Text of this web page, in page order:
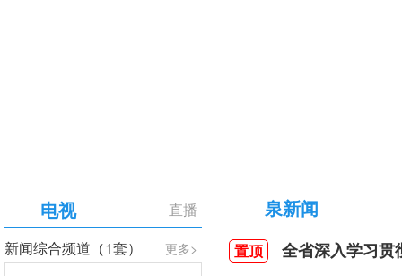
直播
电视
更多>
新闻综合频道（1套）
泉新闻
置顶 全省深入学习贯彻习